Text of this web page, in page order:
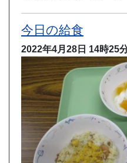
今日の給食
2022年4月28日 14時25